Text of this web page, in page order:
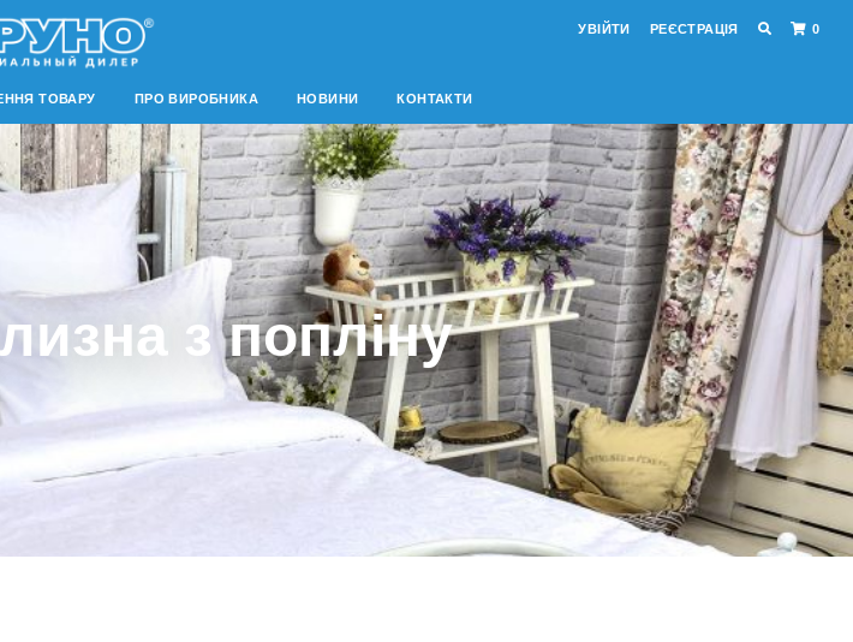
УВІЙТИ РЕЄСТРАЦІЯ 0
ТОВАРУ ПРО ВИРОБНИКА НОВИНИ КОНТАКТИ
з попліну